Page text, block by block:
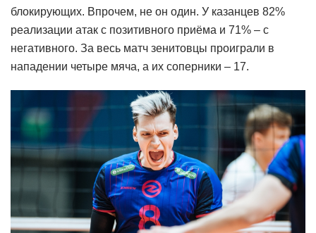
блокирующих. Впрочем, не он один. У казанцев 82%
реализации атак с позитивного приёма и 71% – с
негативного. За весь матч зенитовцы проиграли в
нападении четыре мяча, а их соперники – 17.